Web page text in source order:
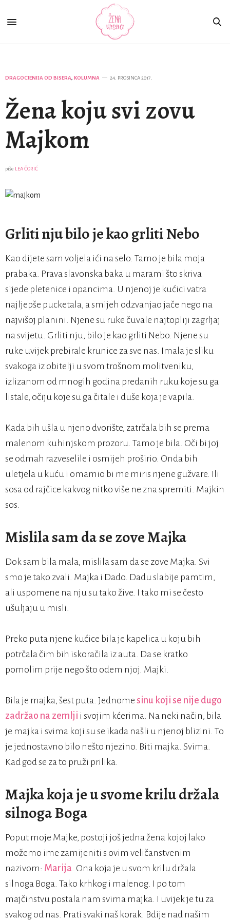
DRAGOCJENIJA OD BISERA, KOLUMNA 24. PROSINCA 2017.
Žena koju svi zovu
Majkom
piše LEA ČORIĆ
Grliti nju bilo je kao grliti Nebo
Kao dijete sam voljela ići na selo. Tamo je bila moja
prabaka. Prava slavonska baka u marami što skriva
sijede pletenice i opancima. U njenoj je kućici vatra
najljepše pucketala, a smijeh odzvanjao jače nego na
najvišoj planini. Njene su ruke čuvale najtopliji zagrljaj
na svijetu. Grliti nju, bilo je kao grliti Nebo. Njene su
ruke uvijek prebirale krunice za sve nas. Imala je sliku
svakoga iz obitelji u svom trošnom molitveniku,
izlizanom od mnogih godina predanih ruku koje su ga
listale, očiju koje su ga čitale i duše koja je vapila.
Kada bih ušla u njeno dvorište, zatrčala bih se prema
malenom kuhinjskom prozoru. Tamo je bila. Oči bi joj
se odmah razveselile i osmijeh proširio. Onda bih
uletjela u kuću i omamio bi me miris njene gužvare. Ili
sosa od rajčice kakvog nitko više ne zna spremiti. Majkin
sos.
Mislila sam da se zove Majka
Dok sam bila mala, mislila sam da se zove Majka. Svi
smo je tako zvali. Majka i Dado. Dadu slabije pamtim,
ali uspomene na nju su tako žive. I tako mi se često
ušuljaju u misli.
Preko puta njene kućice bila je kapelica u koju bih
potrčala čim bih iskoračila iz auta. Da se kratko
pomolim prije nego što odem njoj. Majki.
Bila je majka, šest puta. Jednome sinu koji se nije dugo
zadržao na zemlji i svojim kćerima. Na neki način, bila
je majka i svima koji su se ikada našli u njenoj blizini. To
je jednostavno bilo nešto njezino. Biti majka. Svima.
Kad god se za to pruži prilika.
Majka koja je u svome krilu držala
silnoga Boga
Poput moje Majke, postoji još jedna žena kojoj lako
možemo ime zamijeniti s ovim veličanstvenim
nazivom: Marija. Ona koja je u svom krilu držala
silnoga Boga. Tako krhkog i malenog. I po tom
majčinstvu postala nam svima majka. I uvijek je tu za
svakog od nas. Prati svaki naš korak. Bdije nad našim